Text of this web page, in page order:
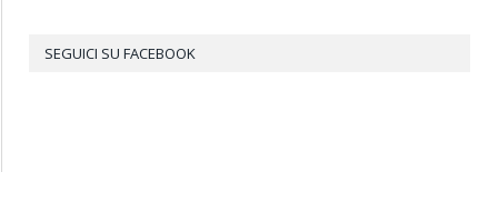
SEGUICI SU FACEBOOK